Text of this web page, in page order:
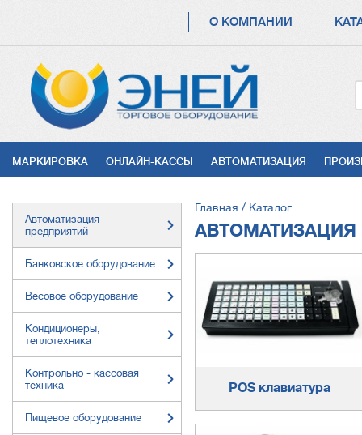
НАВИГАЦИЯ
О КОМПАНИИ
УСЛУГИ
МАРКИРОВКА ОНЛАЙН-КАССЫ АВТОМАТИЗАЦИЯ
Автоматизация
предприятий
Банковское оборудование
Весовое оборудование
Кондиционеры,
теплотехника
Контрольно - кассовая
техника
Пищевое оборудование
СТРОКА
НАВИГАЦИИ
Главная Каталог
POS клавиатура